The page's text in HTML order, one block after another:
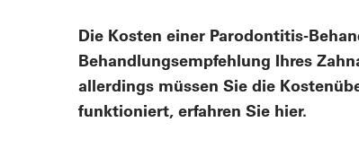
Die Kosten einer Parodontitis-
Behandlungsempfehlung Ihres
allerdings müssen Sie die
funktioniert, erfahren Sie hier.